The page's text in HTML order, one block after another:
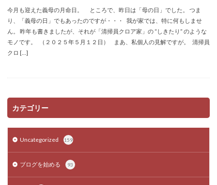
今月も迎えた義母の月命日。 ところで、昨日は「母の日」でした。 つま
り、「義母の日」でもあったのですが・・・ 我が家では、特に何もしませ
ん。 昨年も書きましたが、それが「清掃員クロア家」の “しきたり” のような
モノです。 （２０２５年５月１２日） まあ、私個人の見解ですが。 清掃員
クロ […]
カテゴリー
Uncategorized 159
ブログを始める 93